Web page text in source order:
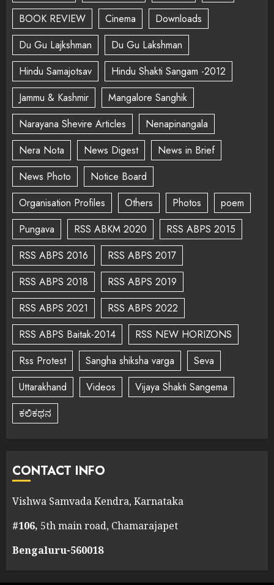
BOOK REVIEW
Cinema
Downloads
Du Gu Lajkshman
Du Gu Lakshman
Hindu Samajotsav
Hindu Shakti Sangam -2012
Jammu & Kashmir
Mangalore Sanghik
Narayana Shevire Articles
Nenapinangala
Nera Nota
News Digest
News in Brief
News Photo
Notice Board
Organisation Profiles
Others Photos
poem
Pungava
RSS ABKM 2020
RSS ABPS 2015
RSS ABPS 2016
RSS ABPS 2017
RSS ABPS 2018
RSS ABPS 2019
RSS ABPS 2021
RSS ABPS 2022
RSS ABPS Baitak-2014
RSS NEW HORIZONS
Rss Protest
Sangha shiksha varga
Seva
Uttarakhand
Videos
Vijaya Shakti Sangema
ಕಲಿಕಥನ
CONTACT INFO
Vishwa Samvada Kendra, Karnataka
#106, 5th main road, Chamarajapet
Bengaluru-560018